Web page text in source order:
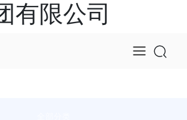
有限公司